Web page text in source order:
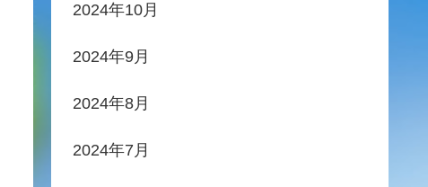
2024年10月
2024年9月
2024年8月
2024年7月